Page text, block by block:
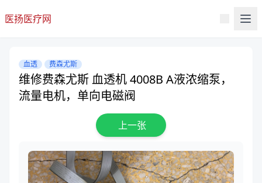
医扬医疗网
血透 费森尤斯
维修费森尤斯 血透机 4008B A液浓缩泵，
流量电机，单向电磁阀
上一张